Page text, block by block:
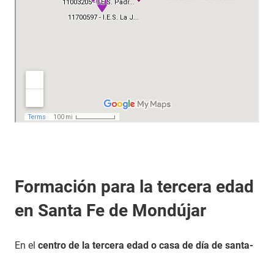
Formación para la tercera edad
en Santa Fe de Mondújar
En el centro de la tercera edad o casa de día de santa-